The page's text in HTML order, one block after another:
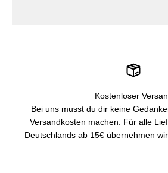
Kostenloser
Bei uns musst du dir keine
Versandkosten machen. Für alle
Deutschlands ab 15€ übernehmen